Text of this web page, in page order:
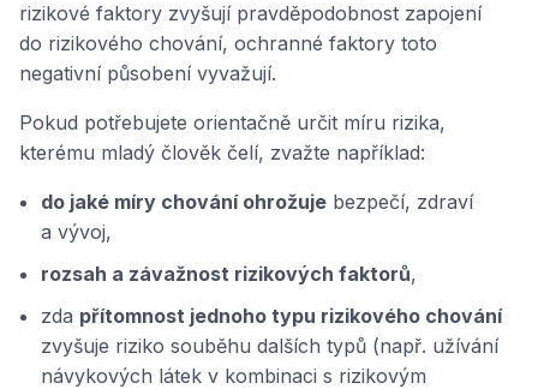
rizikové faktory zvyšují pravděpodobnost zapojení
do rizikového chování, ochranné faktory toto
negativní působení vyvažují.
Pokud potřebujete orientačně určit míru rizika,
kterému mladý člověk čelí, zvažte například:
do jaké míry chování ohrožuje bezpečí, zdraví
a vývoj,
rozsah a závažnost rizikových faktorů,
zda přítomnost jednoho typu rizikového chování
zvyšuje riziko souběhu dalších typů (např. užívání
návykových látek v kombinaci s rizikovým